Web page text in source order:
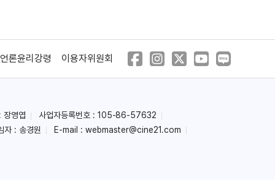
언론윤리강령 이용자위원회
장영엽
사업자등록번호 : 105-86-57632
자 : 송경원
E-mail : webmaster@cine21.com